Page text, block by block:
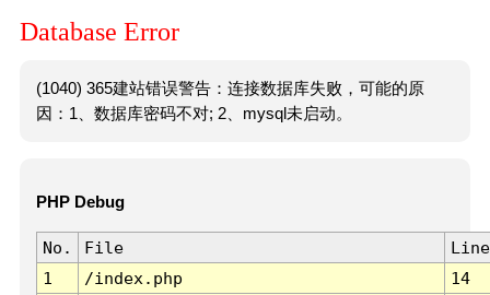
Database Error
(1040) 365建站错误警告：连接数据库失败，可能的原
因：1、数据库密码不对; 2、mysql未启动。
PHP Debug
No. File
Line
1
/index.php 14